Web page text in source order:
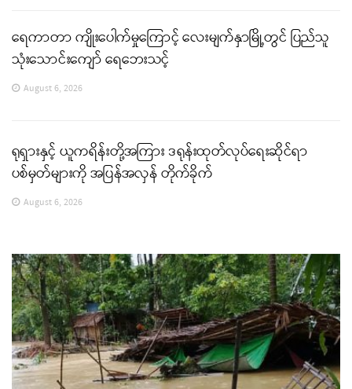
ရေကာတာ ကျိုးပေါက်မှုကြောင့် လေးမျက်နှာမြို့တွင် ပြည်သူ
သုံးသောင်းကျော် ရေဘေးသင့်
August 6, 2026
ရုရှားနှင့် ယူကရိန်းတို့အကြား ဒရုန်းထုတ်လုပ်ရေးဆိုင်ရာ
ပစ်မှတ်များကို အပြန်အလှန် တိုက်ခိုက်
August 6, 2026